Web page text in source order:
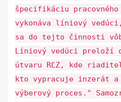
špecifikáciu
vykonáva líniový
sa do tejto činnosti
Líniový vedúci preloží
útvaru RĽZ, kde
kto vypracuje inzerát
výberový proces."